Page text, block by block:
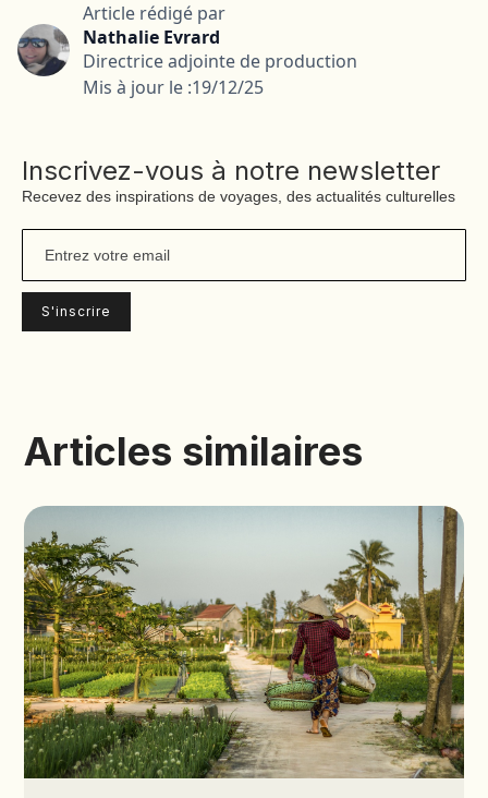
Article rédigé par
Nathalie Evrard
Directrice adjointe de production
Mis à jour le :19/12/25
Inscrivez-vous à notre newsletter
Recevez des inspirations de voyages, des actualités culturelles
Articles similaires